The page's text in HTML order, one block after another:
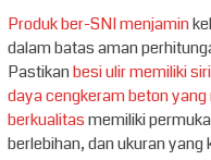
Produk ber-SNI menjamin
dalam batas aman
Pastikanbesi ulir memiliki
daya cengkeram beton
berkualitasmemiliki
berlebihan, dan ukuran yang